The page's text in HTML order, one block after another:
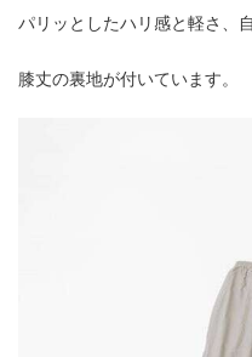
パリッとしたハリ感と軽さ、
膝丈の裏地が付いています。